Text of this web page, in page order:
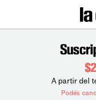
A partir del
Podés